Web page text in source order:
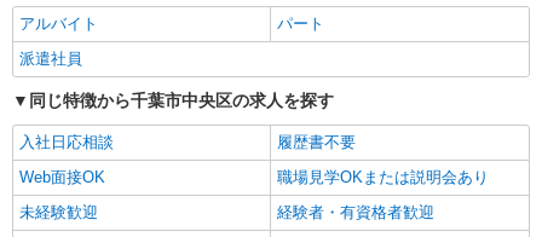
パート
生実ケアセンターそよ風：RO17076
デイサービス 介護スタッフ
【時給】1,340円〜1,500円 ▼給与詳細 処遇改
善手当：200円/時 ▼下記別途支給 通勤手当 年末
年始手当：380円/時 寸志あり：年2回（6月・12
月） ※業績による ※処遇改善手当は試用期間中(3
ヶ月)は支給なし
千葉県千葉市中央区生実町1967-8
詳細を見る
アルバイト
パート
派遣社員
同じ特徴から千葉市中央区の求人を探す
入社日応相談
履歴書不要
Web面接OK
職場見学OKまたは説明会あり
未経験歓迎
経験者・有資格者歓迎